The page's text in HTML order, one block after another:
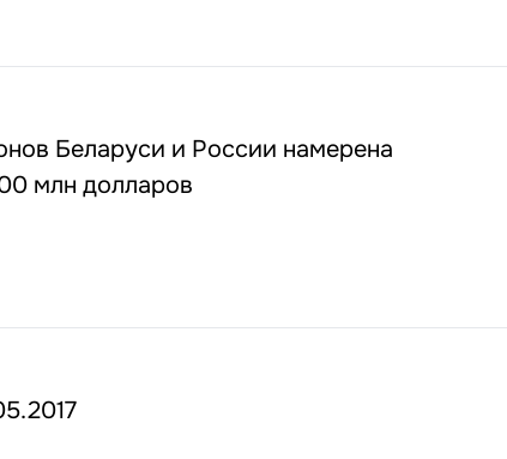
Беларуси и России намерена
млн долларов